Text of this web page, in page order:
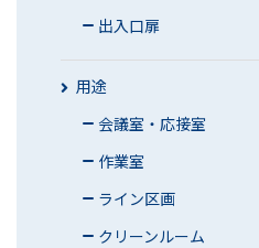
出入口扉
用途
会議室・応接室
作業室
ライン区画
クリーンルーム